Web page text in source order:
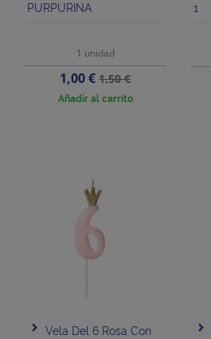
PURPURINA
1 unidad
Precio
1,00 €Precio
base
1,50 €
Añadir al carrito
1
Vela Del 6 Rosa Con